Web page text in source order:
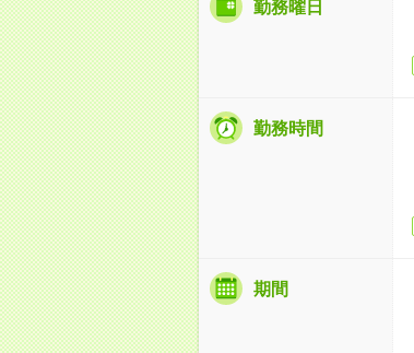
勤務曜日
勤務時間
期間